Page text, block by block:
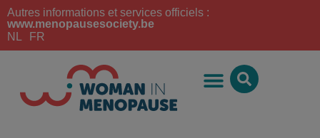
Autres informations et services officiels :
www.menopausesociety.be
NL
FR